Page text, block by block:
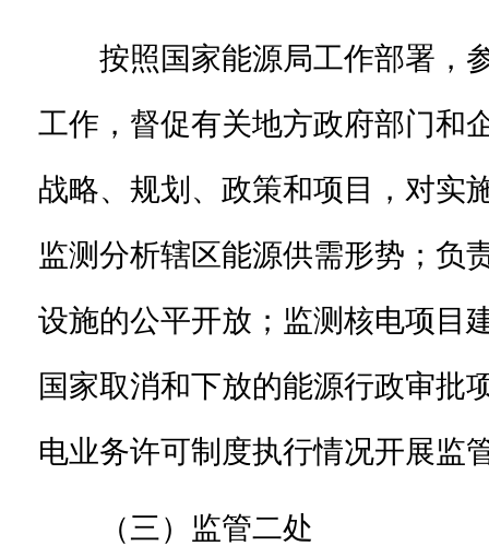
按照国家能源局工作部署，
工作，督促有关地方政府部门和
战略、规划、政策和项目，对实
监测分析辖区能源供需形势；负
设施的公平开放；监测核电项目
国家取消和下放的能源行政审批
电业务许可制度执行情况开展监
（三）监管二处